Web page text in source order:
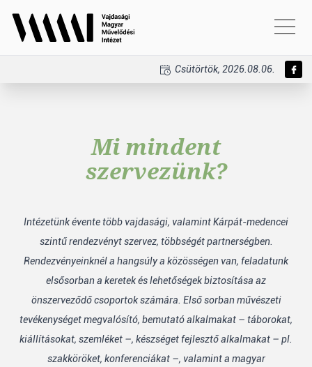
Csütörtök, 2026.08.06.
Mi mindent
szervezünk?
Intézetünk évente több vajdasági, valamint Kárpát-medencei
szintű rendezvényt szervez, többségét partnerségben.
Rendezvényeinknél a hangsúly a közösségen van, feladatunk
elsősorban a keretek és lehetőségek biztosítása az
önszerveződő csoportok számára. Első sorban művészeti
tevékenységet megvalósító, bemutató alkalmakat – táborokat,
kiállításokat, szemléket –, készséget fejlesztő alkalmakat – pl.
szakköröket, konferenciákat –, valamint a magyar